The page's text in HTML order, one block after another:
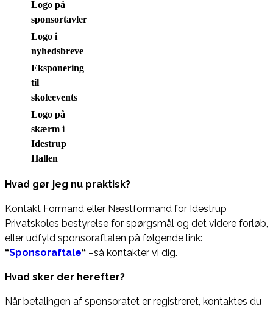
Logo på
sponsortavler
Logo i
nyhedsbreve
Eksponering
til
skoleevents
Logo på
skærm i
Idestrup
Hallen
Hvad gør jeg nu praktisk?
Kontakt Formand eller Næstformand for Idestrup
Privatskoles bestyrelse for spørgsmål og det videre forløb,
eller udfyld sponsoraftalen på følgende link:
“Sponsoraftale“ –så kontakter vi dig.
Hvad sker der herefter?
Når betalingen af sponsoratet er registreret, kontaktes du